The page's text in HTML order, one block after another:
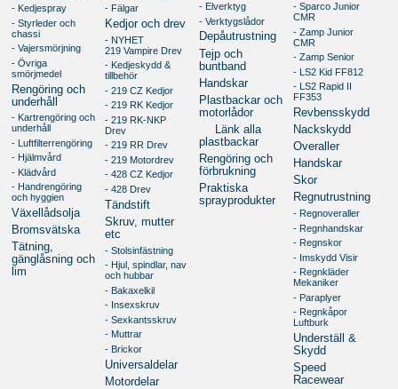
- Kedjespray
- Styrleder och
chassi
- Vajersmörjning
- Övriga
smörjmedel
Rengöring och
underhåll
- Kartrengöring och
underhåll
- Luftfilterrengöring
- Hjälmvård
- Klädvård
- Handrengöring
och hyggien
Växellådsolja
Bromsvätska
Tätning,
gänglåsning och
lim
- Fälgar
Kedjor och drev
- NYHET
219 Vampire Drev
- Kedjeskydd &
tillbehör
- 219 CZ Kedjor
- 219 RK Kedjor
- 219 RK-NKP
Drev
- 219 RR Drev
- 219 Motordrev
- 428 CZ Kedjor
- 428 Drev
Tändstift
Skruv, mutter
etc
- Stolsinfästning
- Hjul, spindlar, nav
och hubbar
- Bakaxelkil
- Insexskruv
- Sexkantsskruv
- Muttrar
- Brickor
Universaldelar
Motordelar
- Elverktyg
- Verktygslådor
Depåutrustning
Tejp och
buntband
Handskar
Plastbackar och
motorlådor
Länk alla
plastbackar
Rengöring och
förbrukning
Praktiska
sprayprodukter
- Sparco Junior
CMR
- Zamp Junior
CMR
- Zamp Senior
- LS2 Kid FF812
- LS2 Rapid II
FF353
Revbensskydd
Nackskydd
Overaller
Handskar
Skor
Regnutrustning
- Regnoveraller
- Regnhandskar
- Regnskor
- Imskydd Visir
- Regnkläder
Mekaniker
- Paraplyer
- Regnkåpor
Luftburk
Underställ &
Skydd
Speed
Racewear